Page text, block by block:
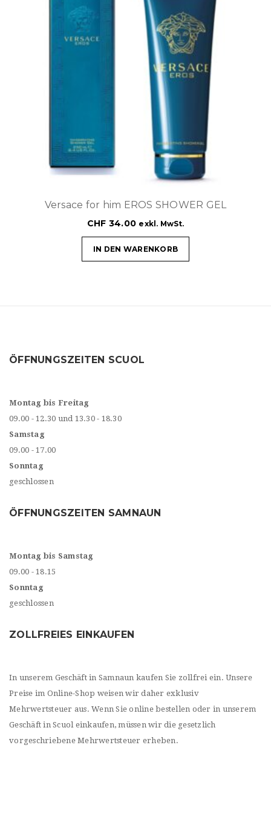
Versace for him EROS SHOWER GEL
CHF 34.00 exkl. MwSt.
IN DEN WARENKORB
ÖFFNUNGSZEITEN SCUOL
Montag bis Freitag
09.00 - 12.30 und 13.30 - 18.30
Samstag
09.00 - 17.00
Sonntag
geschlossen
ÖFFNUNGSZEITEN SAMNAUN
Montag bis Samstag
09.00 - 18.15
Sonntag
geschlossen
ZOLLFREIES EINKAUFEN
In unserem Geschäft in Samnaun kaufen Sie zollfrei ein. Unsere
Preise im Online-Shop weisen wir daher exklusiv
Mehrwertsteuer aus. Wenn Sie online bestellen oder in unserem
Geschäft in Scuol einkaufen, müssen wir die gesetzlich
vorgeschriebene Mehrwertsteuer erheben.